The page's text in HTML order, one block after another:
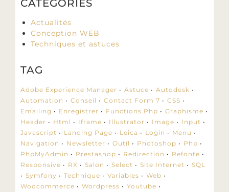
CATÉGORIES
Actualités
Conception WEB
Techniques et astuces
TAG
Adobe Experience Manager Astuce
Autodesk
Automation
Conseil Contact Form 7
CSS
Emailing
Enregistrer Functions.php
Graphisme
Header
Html Iframe Illustrator Image
Input
Javascript
Landing Page Leica Login
Menu
Navigation
Newsletter Outil Photoshop
Php
PhpMyAdmin
Prestashop Redirection
Refonte
Responsive
RX Salon Select Site Internet
SQL
Symfony
Technique Variables
Web
Woocommerce
Wordpress
Youtube